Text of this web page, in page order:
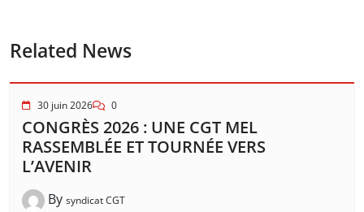
Related News
30 juin 2026 0
CONGRÈS 2026 : UNE CGT MEL
RASSEMBLÉE ET TOURNÉE VERS
L’AVENIR
By syndicat CGT